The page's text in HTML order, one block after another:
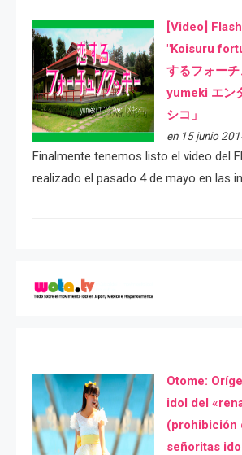
[Video]
"Koisuru
するフォー
yumeki エン
シコ」
en 15 junio
Finalmente tenemos listo el video del
realizado el pasado 4 de mayo en las
Otome:
idol del
(prohibición
señoritas